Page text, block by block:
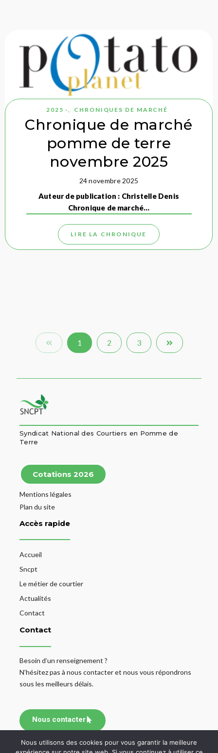
2025 -, CHRONIQUES DE MARCHÉ
Chronique de marché
pomme de terre
novembre 2025
24 novembre 2025
Auteur de publication : Christelle Denis
Chronique de marché…
LIRE LA CHRONIQUE
1 2 3
Syndicat National des Courtiers en Pomme de
Terre
Cotations 2026
Mentions légales
Plan du site
Accès rapide
Accueil
Sncpt
Le métier de courtier
Actualités
Contact
Contact
Besoin d’un renseignement ?
N’hésitez pas à nous contacter et nous vous répondrons
sous les meilleurs délais.
Nous contacter
Nous utilisons des cookies pour vous garantir la meilleure